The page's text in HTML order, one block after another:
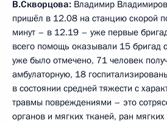
В.Скворцова: Владимир
пришёл в 12.08 на станцию скорой
минут – в 12.19 – уже первые
всего помощь оказывали 15 бригад
уже было отмечено, 71 человек
амбулаторную, 18
в состоянии средней тяжести с
травмы повреждениями – это
органов и мягких тканей, ран мягких